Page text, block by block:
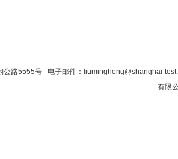
翔公路5555号 电子邮件：liuminghong@shanghai-
有限公